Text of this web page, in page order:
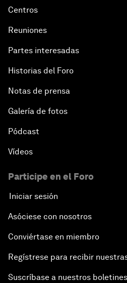
Centros
Reuniones
Partes interesadas
Historias del Foro
Notas de prensa
Galería de fotos
Pódcast
Vídeos
Participe en el Foro
Iniciar sesión
Asóciese con nosotros
Conviértase en miembro
Regístrese para recibir
Suscríbase a nuestros boletines